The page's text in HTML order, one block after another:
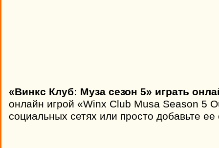
«Винкс Клуб: Муза сезон 5» играть
онлайн игрой «Winx Club Musa Season 5
социальных сетях или просто добавьте ее